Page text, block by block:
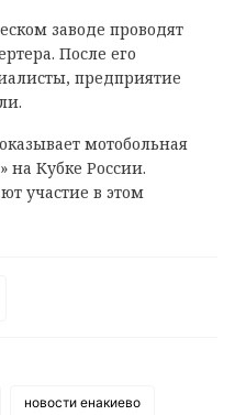
заводе проводят
После его
предприятие
мотобольная
на Кубке России.
участие в этом
новости енакиево